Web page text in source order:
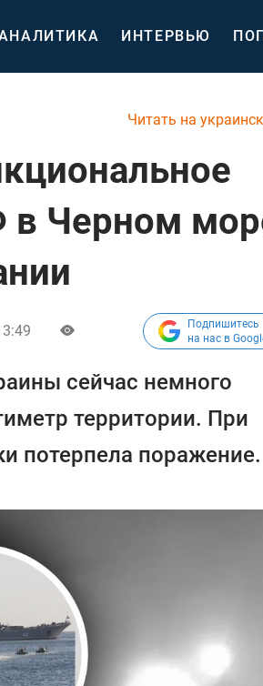
ИНТЕРВЬЮ
Читать на
в Черном
Подпишитесь
на нас в
сейчас немного
территории. При
потерпела поражение.